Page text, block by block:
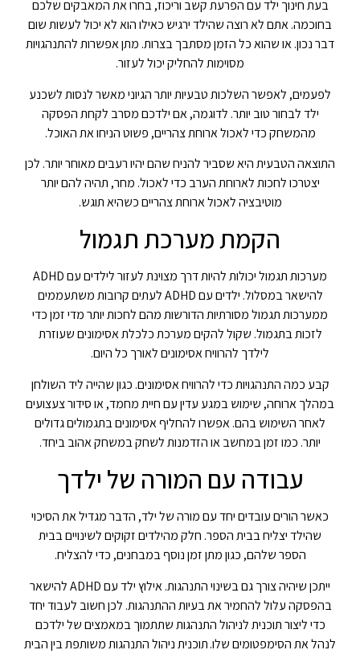
בעת חינוך ילד עם הפרעת קשב וריכוז, בחרו את המאבקים שלכם
בחוכמה. אתם לא רוצה שהילד ירגיש כאילו הוא לא יכול לעשות שום
דבר נכון. או שהוא כל הזמן מסתבך בצרות. מתן אפשרות להתנהגויות
מסוימות להחליק יכול לעזור.
לפעמים, לאפשר השלכות טבעיות יותר הגיוני מאשר לנסות לשכנע
ילד לבחור טוב יותר. לדוגמה, אם ילדכם מסרב לקחת הפסקה
מהמשחק כדי לאכול ארוחת צהריים, פשוט הניחו את האוכל.
התוצאה הטבעית היא שסביר להניח שהם יהיו רעבים מאוחר יותר. לכן
יצטרכו לחכות לארוחת הערב כדי לאכול. מחר, תהיה להם יותר
מוטיבציה לאכול ארוחת צהריים כשהיא תוגש.
הקמת מערכת תגמול
מערכות תגמול יכולות להיות דרך מצוינת לעזור לילדים עם ADHD
להישאר במסלול. ילדים עם ADHD לעתים קרובות משתעממים
ממערכות תגמול מסורתיות הדורשות מהם לחכות יותר מדי זמן כדי
לזכות בתגמול. שקול להקים מערכת כלכלת אסימונים שעוזרת
לילדך להרוויח אסימונים לאורך כל היום.
קבע כמה התנהגויות כדי להרוויח אסימונים. כגון שהייה ליד השולחן
במהלך ארוחה, שימוש במגע עדין עם חיית מחמד, או סידור צעצועים
לאחר השימוש בהם. אפשרו להחליף אסימונים בתגמולים גדולים
יותר. כמו זמן במחשב או הזדמנות לשחק במשחק אהוב ביחד.
עבודה עם המורה של ילדך
כאשר הורים עובדים יחד עם מורה של ילד, הדבר מגדיל את הסיכוי
שהילד יצליח בבית הספר. חלק מהילדים זקוקים לשינויים בבית
הספר שלהם, כגון מתן זמן נוסף במבחנים, כדי להצליח.
ייתכן שיהיה צורך גם בשינוי התנהגות. אילוץ ילד עם ADHD להישאר
בהפסקה עלול להחמיר את בעיות ההתנהגות. לכן חשוב לעבוד יחד
כדי ליצור תוכנית לניהול התנהגות שתתמוך במאמצים של ילדכם
לנהל את הסימפטומים שלו.תוכנית ניהול התנהגות משותפת בין הבית